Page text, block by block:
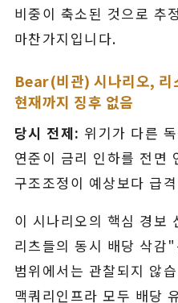
비중이 축소된 것으로 추
마찬가지입니다.
Bear(비관) 시나리오, 리
현재까지 징후 없음
당시 전제: 위기가 다른
연준이 금리 인하를 전면
구조조정이 예상보다 급
이 시나리오의 핵심 경보
리츠들의 동시 배당 삭감
범위에서는 관찰되지 않
맥쿼리인프라 모두 배당